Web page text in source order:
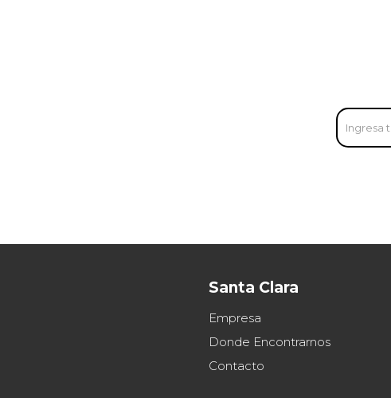
Santa Clara
Empresa
Donde Encontrarnos
Contacto